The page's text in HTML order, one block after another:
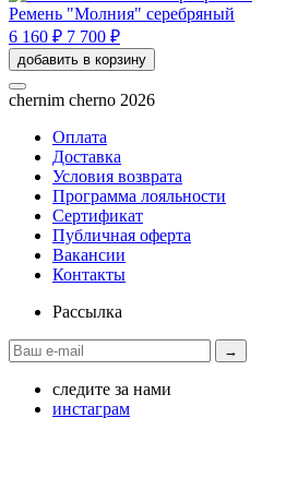
Ремень "Молния" серебряный
6 160 ₽ 7 700 ₽
добавить в корзину
chernim cherno 2026
Оплата
Доставка
Условия возврата
Программа лояльности
Сертификат
Публичная оферта
Вакансии
Контакты
Рассылка
→
следите за нами
инстаграм